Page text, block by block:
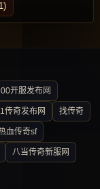
开服发布网
传奇发布网 找传奇
血传奇sf
八当传奇新服网